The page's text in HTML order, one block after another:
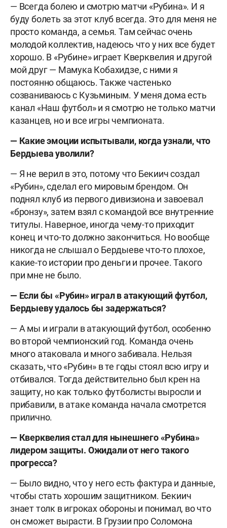
— Всегда болею и смотрю матчи «Рубина». И я
буду болеть за этот клуб всегда. Это для меня не
просто команда, а семья. Там сейчас очень
молодой коллектив, надеюсь что у них все будет
хорошо. В «Рубине» играет Кверквелия и другой
мой друг — Мамука Кобахидзе, с ними я
постоянно общаюсь. Также частенько
созваниваюсь с Кузьминым. У меня дома есть
канал «Наш футбол» и я смотрю не только матчи
казанцев, но и все игры чемпионата.
— Какие эмоции испытывали, когда узнали, что
Бердыева уволили?
— Я не верил в это, потому что Бекиич создал
«Рубин», сделал его мировым брендом. Он
поднял клуб из первого дивизиона и завоевал
«бронзу», затем взял с командой все внутренние
титулы. Наверное, иногда чему-то приходит
конец и что-то должно закончиться. Но вообще
никогда не слышал о Бердыеве что-то плохое,
какие-то истории про деньги и прочее. Такого
при мне не было.
— Если бы «Рубин» играл в атакующий футбол,
Бердыеву удалось бы задержаться?
— А мы и играли в атакующий футбол, особенно
во второй чемпионский год. Команда очень
много атаковала и много забивала. Нельзя
сказать, что «Рубин» в те годы стоял всю игру и
отбивался. Тогда действительно был крен на
защиту, но как только футболисты выросли и
прибавили, в атаке команда начала смотрется
прилично.
— Кверквелия стал для нынешнего «Рубина»
лидером защиты. Ожидали от него такого
прогресса?
— Было видно, что у него есть фактура и данные,
чтобы стать хорошим защитником. Бекиич
знает толк в игроках обороны и понимал, во что
он сможет вырасти. В Грузии про Соломона